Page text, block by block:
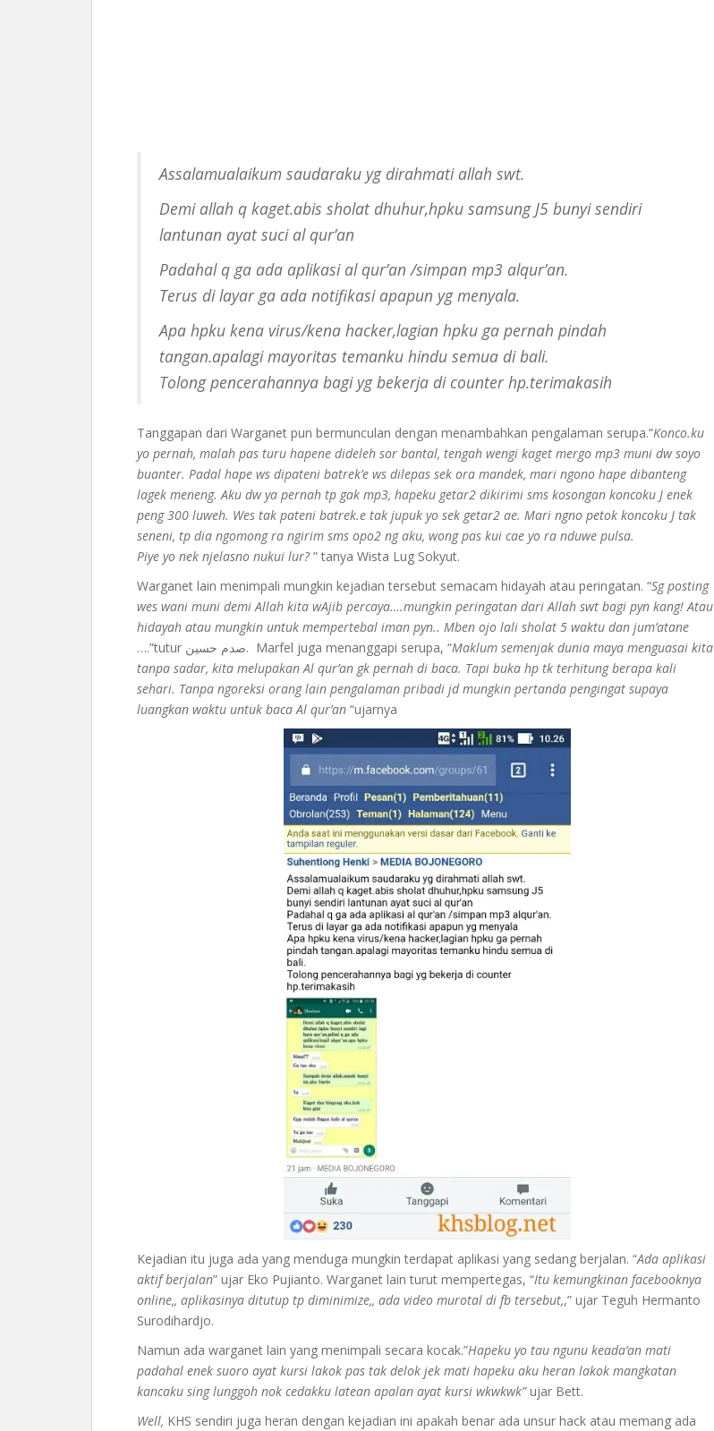
Assalamualaikum saudaraku yg dirahmati allah swt.
Demi allah q kaget.abis sholat dhuhur,hpku samsung J5 bunyi sendiri
lantunan ayat suci al qur’an
Padahal q ga ada aplikasi al qur’an /simpan mp3 alqur’an.
Terus di layar ga ada notifikasi apapun yg menyala.
Apa hpku kena virus/kena hacker,lagian hpku ga pernah pindah
tangan.apalagi mayoritas temanku hindu semua di bali.
Tolong pencerahannya bagi yg bekerja di counter hp.terimakasih
Tanggapan dari Warganet pun bermunculan dengan menambahkan pengalaman serupa.”Konco.ku
yo pernah, malah pas turu hapene dideleh sor bantal, tengah wengi kaget mergo mp3 muni dw soyo
buanter. Padal hape ws dipateni batrek’e ws dilepas sek ora mandek, mari ngono hape dibanteng
lagek meneng. Aku dw ya pernah tp gak mp3, hapeku getar2 dikirimi sms kosongan koncoku J enek
peng 300 luweh. Wes tak pateni batrek.e tak jupuk yo sek getar2 ae. Mari ngno petok koncoku J tak
seneni, tp dia ngomong ra ngirim sms opo2 ng aku, wong pas kui cae yo ra nduwe pulsa.
Piye yo nek njelasno nukui lur?” tanya Wista Lug Sokyut.
Warganet lain menimpali mungkin kejadian tersebut semacam hidayah atau peringatan. “Sg posting
wes wani muni demi Allah kita wAjib percaya….mungkin peringatan dari Allah swt bagi pyn kang! Atau
hidayah atau mungkin untuk mempertebal iman pyn.. Mben ojo lali sholat 5 waktu dan jum’atane
….”tutur صدم حسين. Marfel juga menanggapi serupa, “Maklum semenjak dunia maya menguasai kita
tanpa sadar, kita melupakan Al qur’an gk pernah di baca. Tapi buka hp tk terhitung berapa kali
sehari. Tanpa ngoreksi orang lain pengalaman pribadi jd mungkin pertanda pengingat supaya
luangkan waktu untuk baca Al qur’an “ujarnya
Kejadian itu juga ada yang menduga mungkin terdapat aplikasi yang sedang berjalan. “Ada aplikasi
aktif berjalan” ujar Eko Pujianto. Warganet lain turut mempertegas, “Itu kemungkinan facebooknya
online,, aplikasinya ditutup tp diminimize,, ada video murotal di fb tersebut,,” ujar Teguh Hermanto
Surodihardjo.
Namun ada warganet lain yang menimpali secara kocak.”Hapeku yo tau ngunu keada’an mati
padahal enek suoro ayat kursi lakok pas tak delok jek mati hapeku aku heran lakok mangkatan
kancaku sing lunggoh nok cedakku latean apalan ayat kursi wkwkwk”ujar Bett.
Well, KHS sendiri juga heran dengan kejadian ini apakah benar ada unsur hack atau memang ada